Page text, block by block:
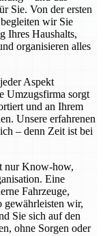
Sie. Von der ersten
wir Sie
Ihres Haushalts,
organisieren alles
Aspekt
Umzugsfirma sorgt
und an Ihrem
Unsere erfahrenen
– denn Zeit ist bei
nur Know-how,
Eine
Fahrzeuge,
gewährleisten wir,
Sie sich auf den
ohne Sorgen oder